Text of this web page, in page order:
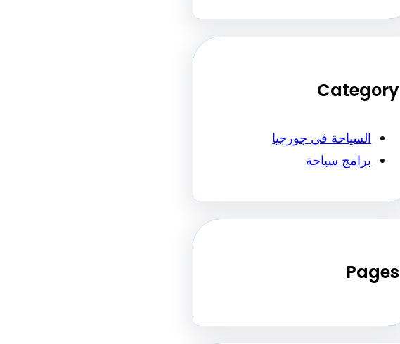
Category
السياحة في جورجيا
برامج سياحة
Pages